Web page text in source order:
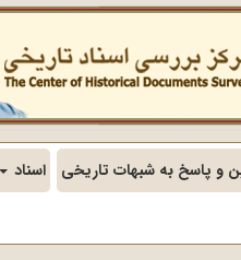
و پاسخ به شبهات تاریخی اسناد